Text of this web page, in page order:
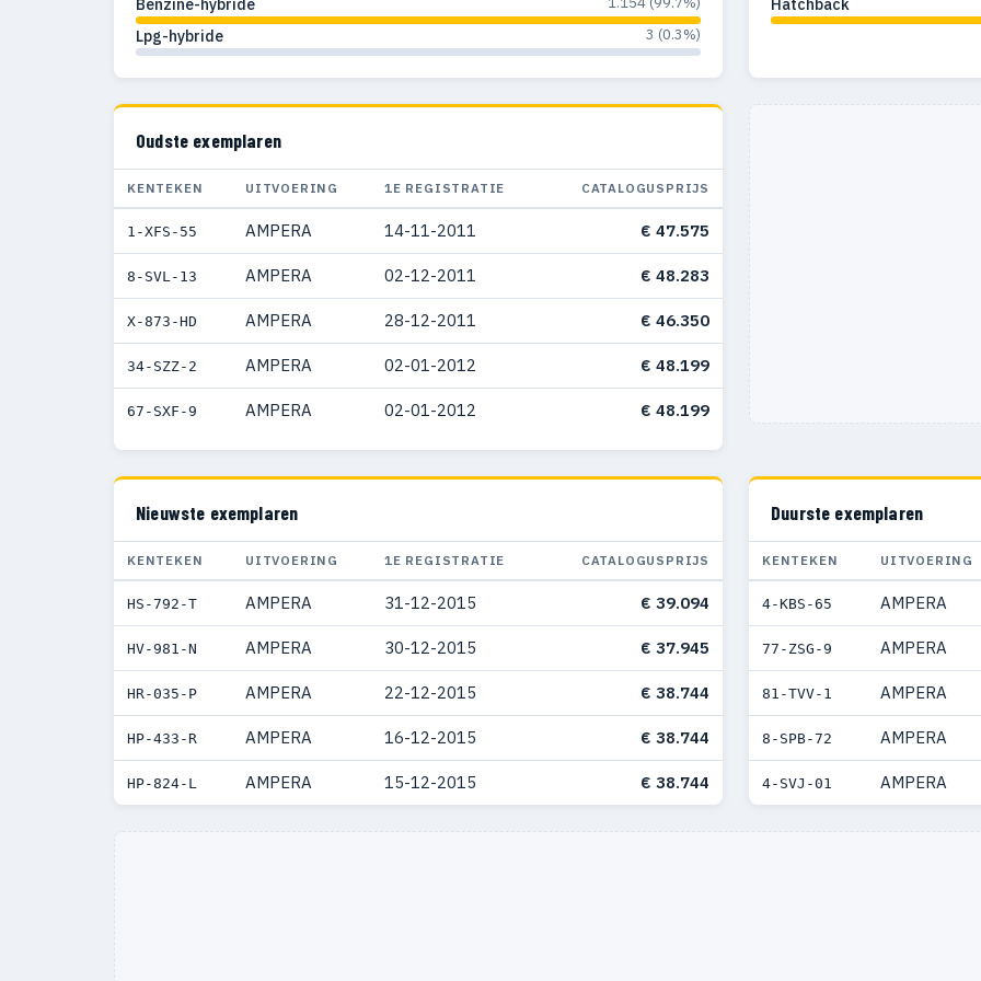
Benzine-hybride
Lpg-hybride 3 (0.3%)
Hatchback
Oudste exemplaren
KENTEKEN UITVOERING 1E REGISTRATIE CATALOGUSPRIJS
1-XFS-55 AMPERA 14-11-2011 € 47.575
8-SVL-13 AMPERA 02-12-2011 € 48.283
X-873-HD AMPERA 28-12-2011 € 46.350
34-SZZ-2 AMPERA 02-01-2012 € 48.199
67-SXF-9 AMPERA 02-01-2012 € 48.199
Nieuwste exemplaren
KENTEKEN UITVOERING 1E REGISTRATIE CATALOGUSPRIJS
HS-792-T AMPERA 31-12-2015 € 39.094
HV-981-N AMPERA 30-12-2015 € 37.945
HR-035-P AMPERA 22-12-2015 € 38.744
HP-433-R AMPERA 16-12-2015 € 38.744
HP-824-L AMPERA 15-12-2015 € 38.744
Duurste exemplaren
KENTEKEN UITVOERING
4-KBS-65 AMPERA
77-ZSG-9 AMPERA
81-TVV-1 AMPERA
8-SPB-72 AMPERA
4-SVJ-01 AMPERA